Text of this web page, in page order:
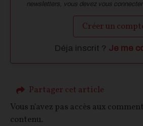
newsletters, vous devez vous connecter
Créer un
Déja inscrit ? Je me
Partager cet article
Vous n'avez pas accès aux
contenu.